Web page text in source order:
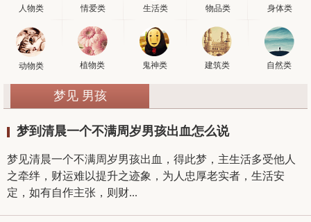
人物类 情爱类 生活类 物品类 身体类
动物类 植物类 鬼神类 建筑类 自然类
梦见 男孩
梦到清晨一个不满周岁男孩出血怎么说
梦见清晨一个不满周岁男孩出血，得此梦，主生活多受他人
之牵绊，财运难以提升之迹象，为人忠厚老实者，生活安
定，如有自作主张，则财...